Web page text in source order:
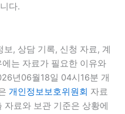
다.
, 상담 기록, 신청 자료, 계
는 자료가 필요한 이유와
년06월18일 04시16분 개
개인정보보호위원회 자료
료와 보관 기준은 상황에